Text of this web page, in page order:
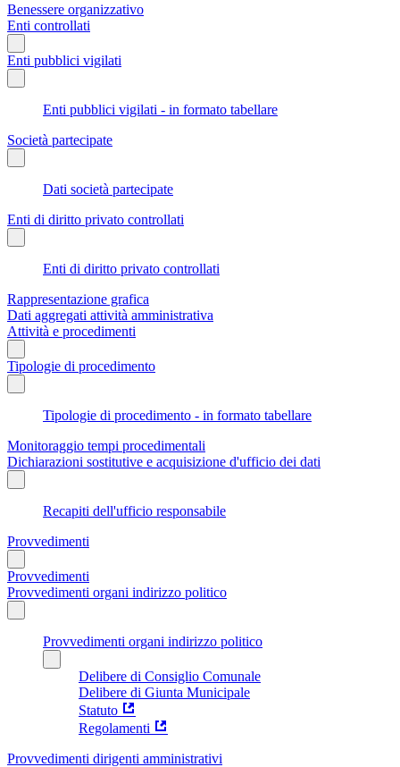
Benessere organizzativo
Enti controllati
Enti pubblici vigilati
Enti pubblici vigilati - in formato tabellare
Società partecipate
Dati società partecipate
Enti di diritto privato controllati
Enti di diritto privato controllati
Rappresentazione grafica
Dati aggregati attività amministrativa
Attività e procedimenti
Tipologie di procedimento
Tipologie di procedimento - in formato tabellare
Monitoraggio tempi procedimentali
Dichiarazioni sostitutive e acquisizione d'ufficio dei dati
Recapiti dell'ufficio responsabile
Provvedimenti
Provvedimenti
Provvedimenti organi indirizzo politico
Provvedimenti organi indirizzo politico
Delibere di Consiglio Comunale
Delibere di Giunta Municipale
Statuto
Regolamenti
Provvedimenti dirigenti amministrativi